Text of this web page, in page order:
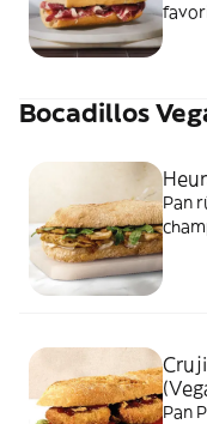
Bocadillos
Pan
Pan